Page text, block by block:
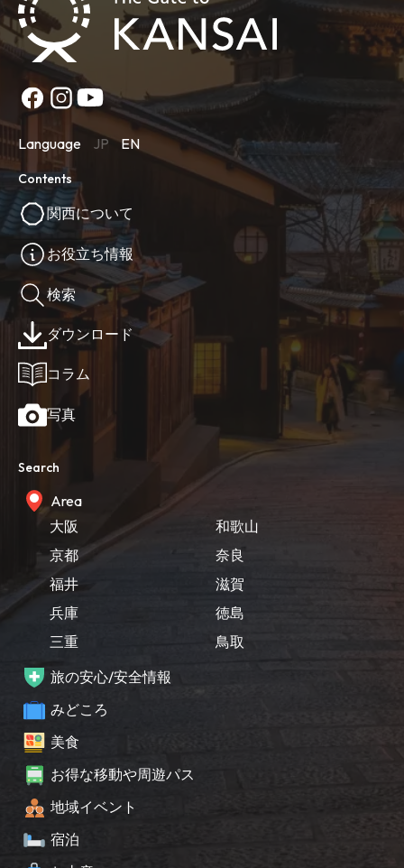
Language JP EN
Contents
関西について
お役立ち情報
検索
ダウンロード
コラム
写真
Search
Area
大阪
京都
福井
兵庫
三重
和歌山
奈良
滋賀
徳島
鳥取
旅の安心/安全情報
みどころ
美食
お得な移動や周遊パス
地域イベント
宿泊